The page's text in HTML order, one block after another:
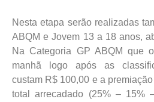
Nesta etapa serão realizadas
ABQM e Jovem 13 a 18 anos,
Na Categoria GP ABQM que
manhã logo após as
custam R$ 100,00 e a
total arrecadado (25% – 15%